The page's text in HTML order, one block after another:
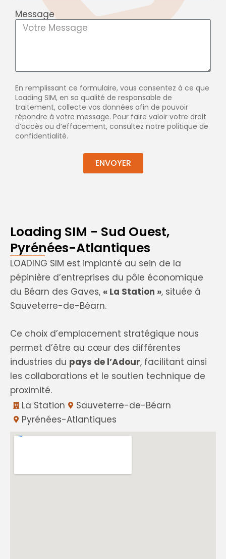
Message
En remplissant ce formulaire, vous consentez à ce que
Loading SIM, en sa qualité de responsable de
traitement, collecte vos données afin de pouvoir
répondre à votre message. Pour faire valoir votre droit
d’accès ou d’effacement, consultez notre politique de
confidentialité.
ENVOYER
Loading SIM - Sud Ouest,
Pyrénées-Atlantiques
LOADING SIM est implanté au sein de la
pépinière d’entreprises du pôle économique
du Béarn des Gaves, « La Station », située à
Sauveterre-de-Béarn.
Ce choix d’emplacement stratégique nous
permet d’être au cœur des différentes
industries du pays de l’Adour, facilitant ainsi
les collaborations et le soutien technique de
proximité.
La Station
Sauveterre-de-Béarn
Pyrénées-Atlantiques